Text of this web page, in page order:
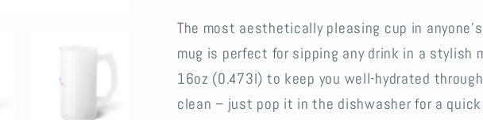
The most aesthetically pleasing cup in
mug is perfect for sipping any drink in a stylish
16oz (0.473l) to keep you well-hydrated
clean – just pop it in the dishwasher for a